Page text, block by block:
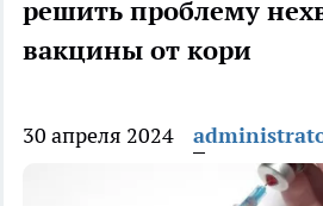
решить проблему
вакцины от кори
30 апреля 2024